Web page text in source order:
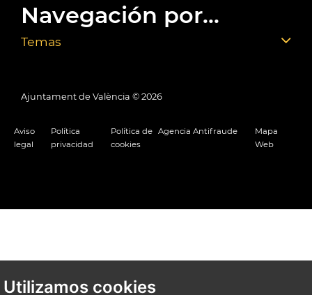
Utilizamos cookies
Navegación por...
Temas
Ajuntament de València © 2026
Aviso
legal
Política
privacidad
Política de
cookies
Agencia Antifraude
Mapa
Web